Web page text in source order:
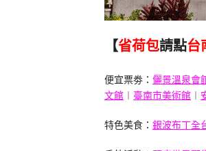
【省荷包請點台
便宜票劵： 儷景溫泉會
文館 ︱ 臺南市美術館 ︱
特色美食： 銀波布丁全